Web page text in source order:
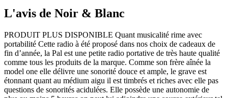
L'avis de Noir & Blanc
PRODUIT PLUS DISPONIBLE Quant musicalité rime avec
portabilité Cette radio à été proposé dans nos choix de cadeaux de
fin d’année, la Pal est une petite radio portative de très haute qualité
comme tous les produits de la marque. Comme son frère aînée la
model one elle délivre une sonorité douce et ample, le grave est
étonnant quant au médium aigu il est timbrés et riches avec elle pas
questions de sonorités acidulées. Elle possède une autonomie de